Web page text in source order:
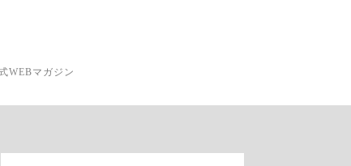
WEBマガジン